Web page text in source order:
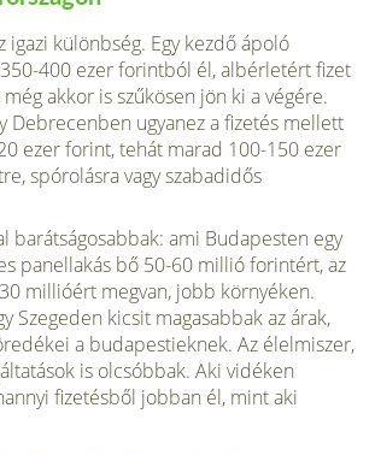
igazi különbség. Egy kezdő ápoló
400 ezer forintból él, albérletért fizet
akkor is szűkösen jön ki a végére.
Debrecenben ugyanez a fizetés mellett
ezer forint, tehát marad 100-150 ezer
spórolásra vagy szabadidős
barátságosabbak: ami Budapesten egy
panellakás bő 50-60 millió forintért, az
millióért megvan, jobb környéken.
Szegeden kicsit magasabbak az árak,
a budapestieknek. Az élelmiszer,
is olcsóbbak. Aki vidéken
fizetésből jobban él, mint aki